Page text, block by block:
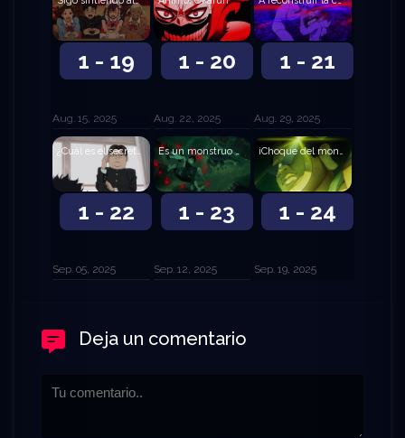
1 - 19
Aug. 15, 2025
1 - 20
Aug. 22, 2025
1 - 21
Aug. 29, 2025
1 - 22
¿Cuál es el secreto para ser popular?
Sep. 05, 2025
1 - 23
Es un monstruo gigante
Sep. 12, 2025
1 - 24
¡Choque del monstruo espacial y el robot gigante!
Sep. 19, 2025
Deja un comentario